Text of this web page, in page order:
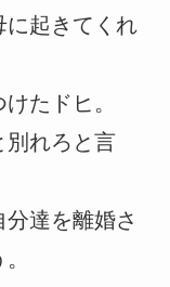
に起きてくれ
たドヒ。
別れろと言
達を離婚さ